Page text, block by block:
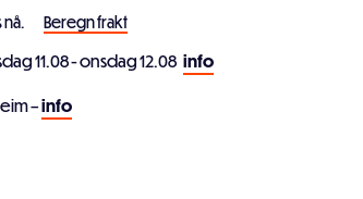
nå.
Beregn frakt
11.08 - onsdag 12.08 info
–info